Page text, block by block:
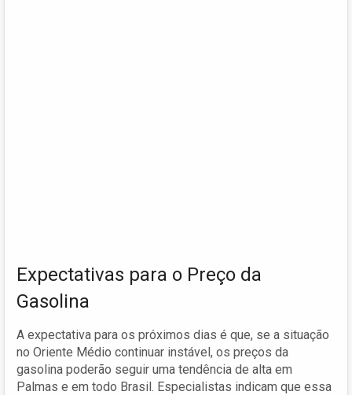
Expectativas para o Preço da
Gasolina
A expectativa para os próximos dias é que, se a situação
no Oriente Médio continuar instável, os preços da
gasolina poderão seguir uma tendência de alta em
Palmas e em todo Brasil. Especialistas indicam que essa